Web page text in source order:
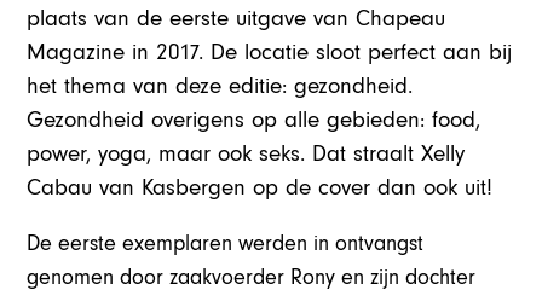
plaats van de eerste uitgave van Chapeau
Magazine in 2017. De locatie sloot perfect aan bij
het thema van deze editie: gezondheid.
Gezondheid overigens op alle gebieden: food,
power, yoga, maar ook seks. Dat straalt Xelly
Cabau van Kasbergen op de cover dan ook uit!
De eerste exemplaren werden in ontvangst
genomen door zaakvoerder Rony en zijn dochter